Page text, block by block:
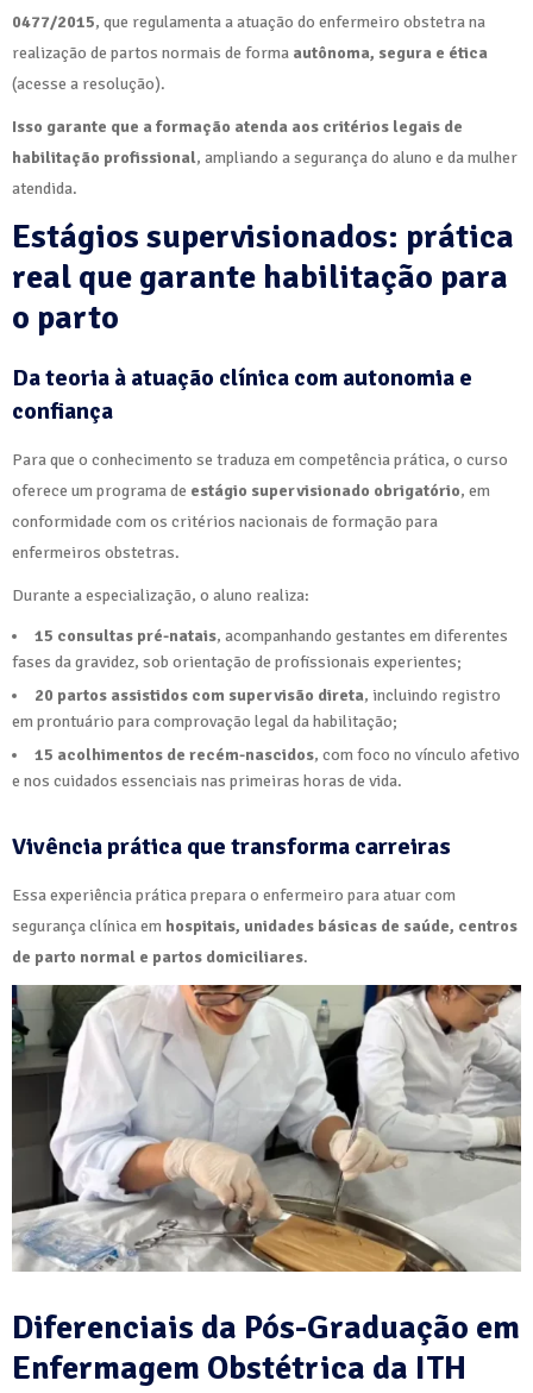
0477/2015, que regulamenta a atuação do enfermeiro obstetra na
realização de partos normais de forma autônoma, segura e ética
(acesse a resolução).
Isso garante que a formação atenda aos critérios legais de
habilitação profissional, ampliando a segurança do aluno e da mulher
atendida.
Estágios supervisionados: prática
real que garante habilitação para
o parto
Da teoria à atuação clínica com autonomia e
confiança
Para que o conhecimento se traduza em competência prática, o curso
oferece um programa de estágio supervisionado obrigatório, em
conformidade com os critérios nacionais de formação para
enfermeiros obstetras.
Durante a especialização, o aluno realiza:
15 consultas pré-natais, acompanhando gestantes em diferentes
fases da gravidez, sob orientação de profissionais experientes;
20 partos assistidos com supervisão direta, incluindo registro
em prontuário para comprovação legal da habilitação;
15 acolhimentos de recém-nascidos, com foco no vínculo afetivo
e nos cuidados essenciais nas primeiras horas de vida.
Vivência prática que transforma carreiras
Essa experiência prática prepara o enfermeiro para atuar com
segurança clínica em hospitais, unidades básicas de saúde, centros
de parto normal e partos domiciliares.
Diferenciais da Pós-Graduação em
Enfermagem Obstétrica da ITH